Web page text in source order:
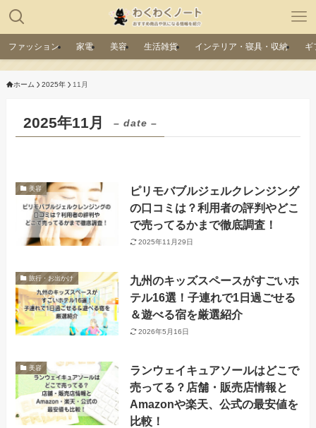
ファッション 家電 美容 生活雑貨 インテリア・寝具・収納 ギ
ホーム 2025年 11月
2025年11月 – date –
美容
ピリモバブルジェルクレンジング
の口コミは？利用者の評判やどこ
で売ってるかまで徹底調査！
2025年11月29日
旅行・お出かけ
九州のキッズスペースがすごいホ
テル16選！子連れで1日過ごせる
＆遊べる宿を厳選紹介
2026年5月16日
美容
ランウェイキュアソールはどこで
売ってる？店舗・販売店情報と
Amazonや楽天、公式の最安値を
比較！